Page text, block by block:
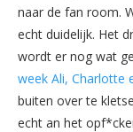
naar de fan room.
echt duidelijk. Het
wordt er nog wat
week Ali, Charlotte
buiten over te
echt an het